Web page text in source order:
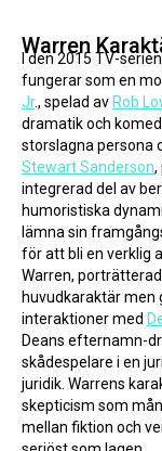
Warren
I den 2015 TV-
fungerar som en
Jr., spelad av Rob
dramatik och
Stewart Sanderson,
integrerad del av
humoristiska
lämna sin
för att bli en verklig
Warren,
huvudkaraktär men
interaktioner med
Deans efternamn-
skådespelare i en
juridik. Warrens
skepticism som
mellan fiktion och